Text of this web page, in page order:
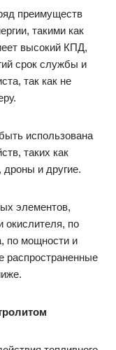
преимуществ
такими как
высокий КПД,
срок службы и
так как не
использована
таких как
и другие.
элементов,
окислителя, по
по мощности и
распространенные